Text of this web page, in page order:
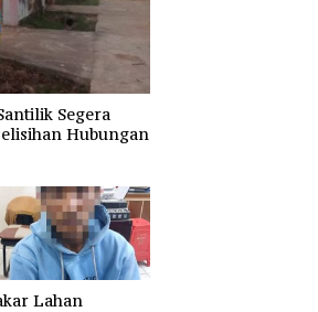
Segera
Hubungan
Lahan